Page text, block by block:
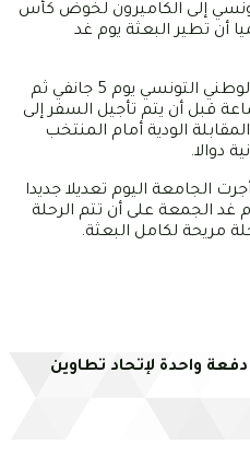
إلى الكاميرون لخوض كأس
تقرر رسميا أن تطير البعثة يوم غد
وكان يفترض أن يغادر المنتخب الوطني التونسي يوم 5 جانفي ثم
قبل أن يتم تأجيل السفر إلى
الودية أمام المنتخب
دوالا.
الجامعة اليوم تعديلا جديدا
غد الجمعة على أن تتم الرحلة
مريحة لكامل البعثة.
واحدة لإتحاد تطاوين